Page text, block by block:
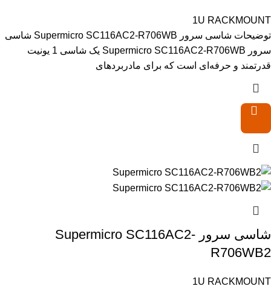
1U RACKMOUNT
توضیحات شاسی سرور Supermicro SC116AC2-R706WB شاسی
سرور Supermicro SC116AC2-R706WB یک شاسی 1 یونیت
قدرتمند و حرفه‌ای است که برای مادربردهای
شاسی سرور Supermicro SC116AC2-
R706WB2
1U RACKMOUNT